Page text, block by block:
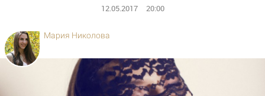
12.05.2017 20:00
Мария Николова